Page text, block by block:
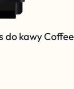
do kawy Coffee